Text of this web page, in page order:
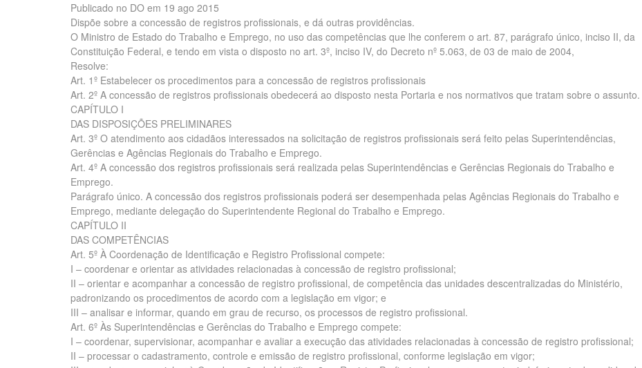
Publicado no DO em 19 ago 2015
Dispõe sobre a concessão de registros profissionais, e dá outras providências.
O Ministro de Estado do Trabalho e Emprego, no uso das competências que lhe conferem o art. 87, parágrafo único, inciso II, da
Constituição Federal, e tendo em vista o disposto no art. 3º, inciso IV, do Decreto nº 5.063, de 03 de maio de 2004,
Resolve:
Art. 1º Estabelecer os procedimentos para a concessão de registros profissionais
Art. 2º A concessão de registros profissionais obedecerá ao disposto nesta Portaria e nos normativos que tratam sobre o assunto.
CAPÍTULO I
DAS DISPOSIÇÕES PRELIMINARES
Art. 3º O atendimento aos cidadãos interessados na solicitação de registros profissionais será feito pelas Superintendências,
Gerências e Agências Regionais do Trabalho e Emprego.
Art. 4º A concessão dos registros profissionais será realizada pelas Superintendências e Gerências Regionais do Trabalho e
Emprego.
Parágrafo único. A concessão dos registros profissionais poderá ser desempenhada pelas Agências Regionais do Trabalho e
Emprego, mediante delegação do Superintendente Regional do Trabalho e Emprego.
CAPÍTULO II
DAS COMPETÊNCIAS
Art. 5º À Coordenação de Identificação e Registro Profissional compete:
I – coordenar e orientar as atividades relacionadas à concessão de registro profissional;
II – orientar e acompanhar a concessão de registro profissional, de competência das unidades descentralizadas do Ministério,
padronizando os procedimentos de acordo com a legislação em vigor; e
III – analisar e informar, quando em grau de recurso, os processos de registro profissional.
Art. 6º Às Superintendências e Gerências do Trabalho e Emprego compete:
I – coordenar, supervisionar, acompanhar e avaliar a execução das atividades relacionadas à concessão de registro profissional;
II – processar o cadastramento, controle e emissão de registro profissional, conforme legislação em vigor;